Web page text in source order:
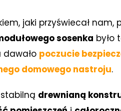
jaki przyświecał nam,
sosenka było
dawało poczucie
domowego nastroju.
drewnianą